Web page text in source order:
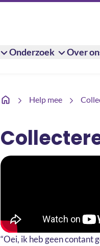
Onderzoek Over
Help mee
Collecteren met iDEAL |
“Oei, ik heb geen contant